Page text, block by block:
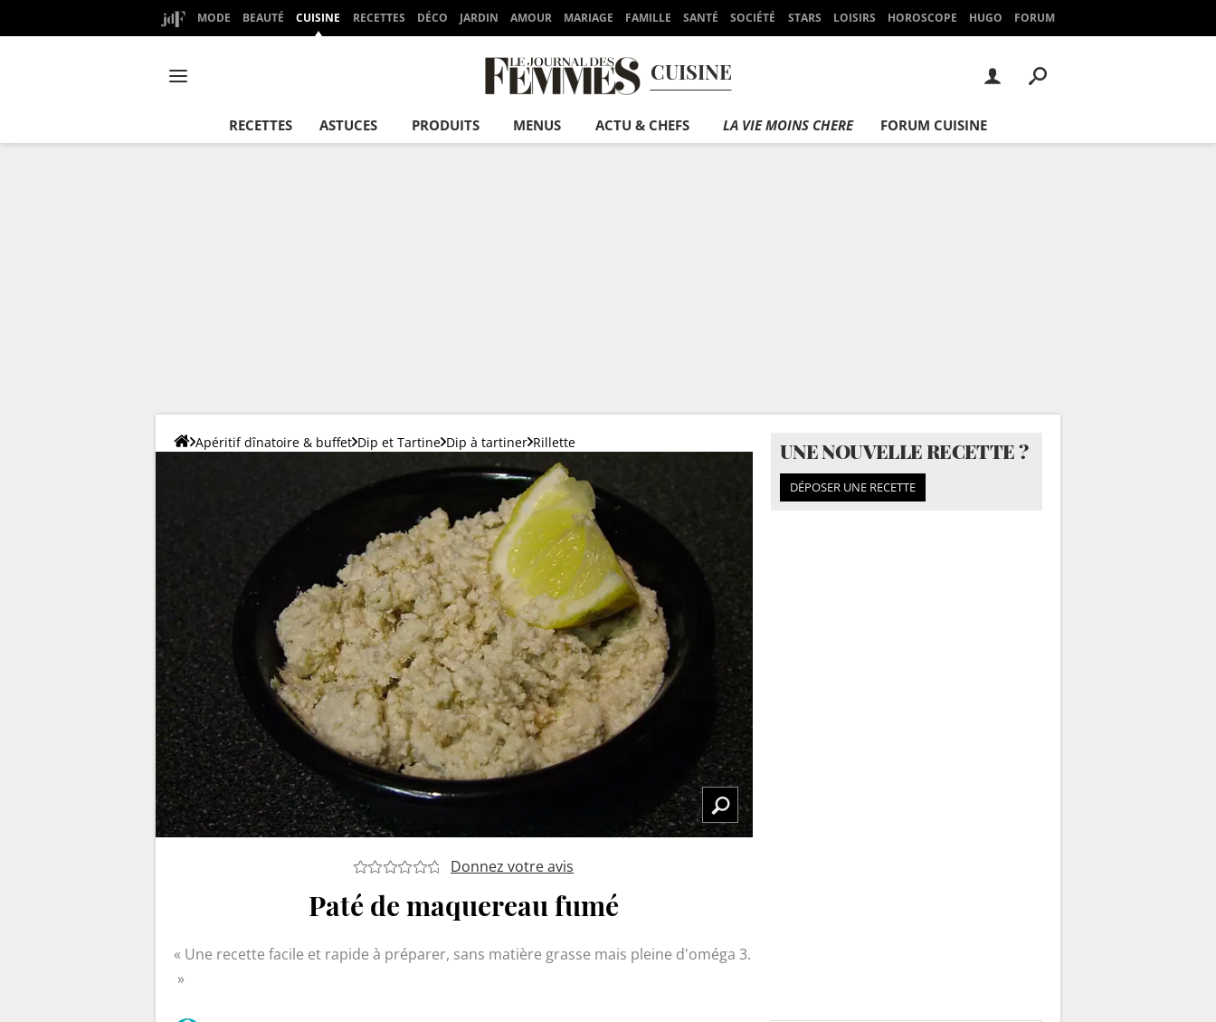
MODE BEAUTÉ CUISINE RECETTES DÉCO JARDIN AMOUR MARIAGE FAMILLE SANTÉ SOCIÉTÉ STARS LOISIRS HOROSCOPE HUGO FORUM
CUISINE
RECETTES ASTUCES PRODUITS MENUS ACTU & CHEFS LA VIE MOINS CHERE FORUM CUISINE
Apéritif dînatoire & buffet Dip et Tartine Dip à tartiner Rillette
Donnez votre avis
Paté de maquereau fumé
Une recette facile et rapide à préparer, sans matière grasse mais pleine d'oméga 3.
UNE NOUVELLE RECETTE ?
DÉPOSER UNE RECETTE